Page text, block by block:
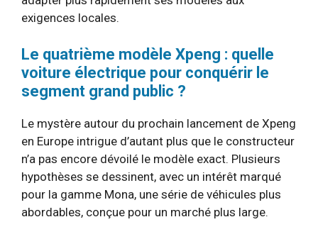
exigences locales.
Le quatrième modèle Xpeng : quelle
voiture électrique pour conquérir le
segment grand public ?
Le mystère autour du prochain lancement de Xpeng
en Europe intrigue d’autant plus que le constructeur
n’a pas encore dévoilé le modèle exact. Plusieurs
hypothèses se dessinent, avec un intérêt marqué
pour la gamme Mona, une série de véhicules plus
abordables, conçue pour un marché plus large.